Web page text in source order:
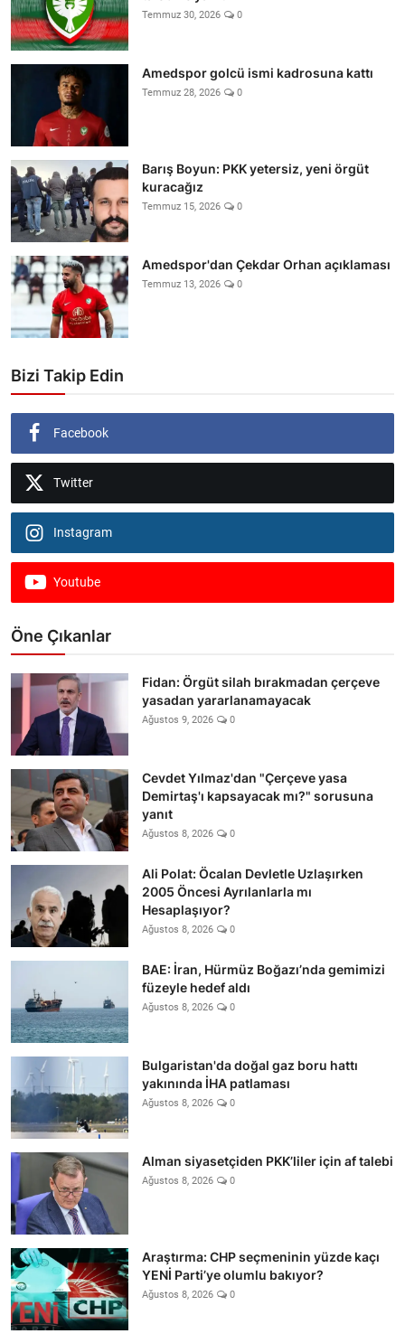
Temmuz 30, 2026 0
Amedspor golcü ismi kadrosuna kattı
Temmuz 28, 2026 0
Barış Boyun: PKK yetersiz, yeni örgüt
kuracağız
Temmuz 15, 2026 0
Amedspor'dan Çekdar Orhan açıklaması
Temmuz 13, 2026 0
Bizi Takip Edin
Facebook
Twitter
Instagram
Youtube
Öne Çıkanlar
Fidan: Örgüt silah bırakmadan çerçeve
yasadan yararlanamayacak
Ağustos 9, 2026 0
Cevdet Yılmaz'dan "Çerçeve yasa
Demirtaş'ı kapsayacak mı?" sorusuna
yanıt
Ağustos 8, 2026 0
Ali Polat: Öcalan Devletle Uzlaşırken
2005 Öncesi Ayrılanlarla mı
Hesaplaşıyor?
Ağustos 8, 2026 0
BAE: İran, Hürmüz Boğazı’nda gemimizi
füzeyle hedef aldı
Ağustos 8, 2026 0
Bulgaristan'da doğal gaz boru hattı
yakınında İHA patlaması
Ağustos 8, 2026 0
Alman siyasetçiden PKK’liler için af talebi
Ağustos 8, 2026 0
Araştırma: CHP seçmeninin yüzde kaçı
YENİ Parti’ye olumlu bakıyor?
Ağustos 8, 2026 0